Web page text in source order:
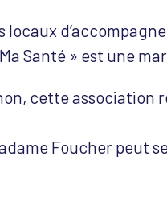
locaux
Santé » est une
cette association
Foucher peut